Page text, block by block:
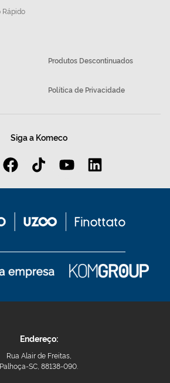
Rápido
Produtos Descontinuados
Política de Privacidade
Siga a Komeco
Endereço:
Rua Alair de Freitas,
Palhoça-SC, 88138-090.